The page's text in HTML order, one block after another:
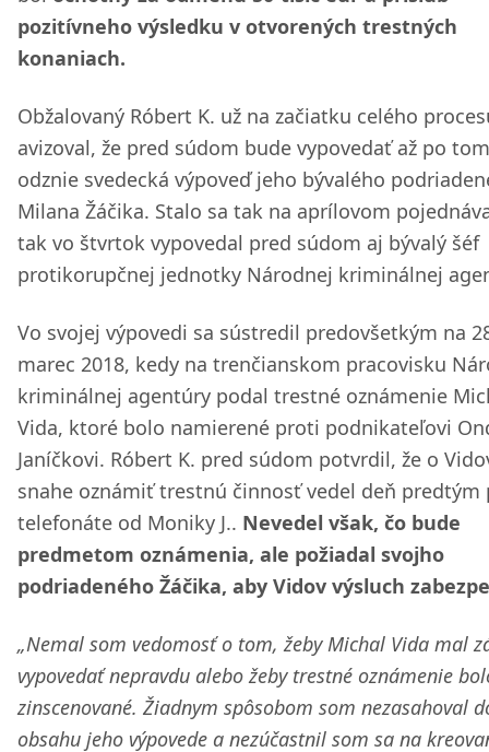
pozitívneho výsledku v otvorených trestných
konaniach.
Obžalovaný Róbert K. už na začiatku celého
avizoval, že pred súdom bude vypovedať až po
odznie svedecká výpoveď jeho bývalého
Milana Žáčika. Stalo sa tak na aprílovom
tak vo štvrtok vypovedal pred súdom aj bývalý šéf
protikorupčnej jednotky Národnej kriminálnej
Vo svojej výpovedi sa sústredil predovšetkým na
marec 2018, kedy na trenčianskom pracovisku
kriminálnej agentúry podal trestné oznámenie
Vida, ktoré bolo namierené proti podnikateľovi
Janíčkovi. Róbert K. pred súdom potvrdil, že o
snahe oznámiť trestnú činnosť vedel deň predtým
telefonáte od Moniky J.. Nevedel však, čo bude
predmetom oznámenia, ale požiadal svojho
podriadeného Žáčika, aby Vidov výsluch
„Nemal som vedomosť o tom, žeby Michal Vida mal
vypovedať nepravdu alebo žeby trestné oznámenie
zinscenované. Žiadnym spôsobom som nezasahoval
obsahu jeho výpovede a nezúčastnil som sa na